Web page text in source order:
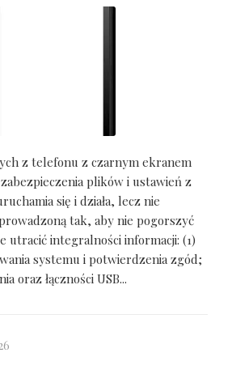
z telefonu z czarnym ekranem
plików i ustawień z
się i działa, lecz nie
tak, aby nie pogorszyć
utracić integralności informacji: (1)
systemu i potwierdzenia zgód;
oraz łączności USB...